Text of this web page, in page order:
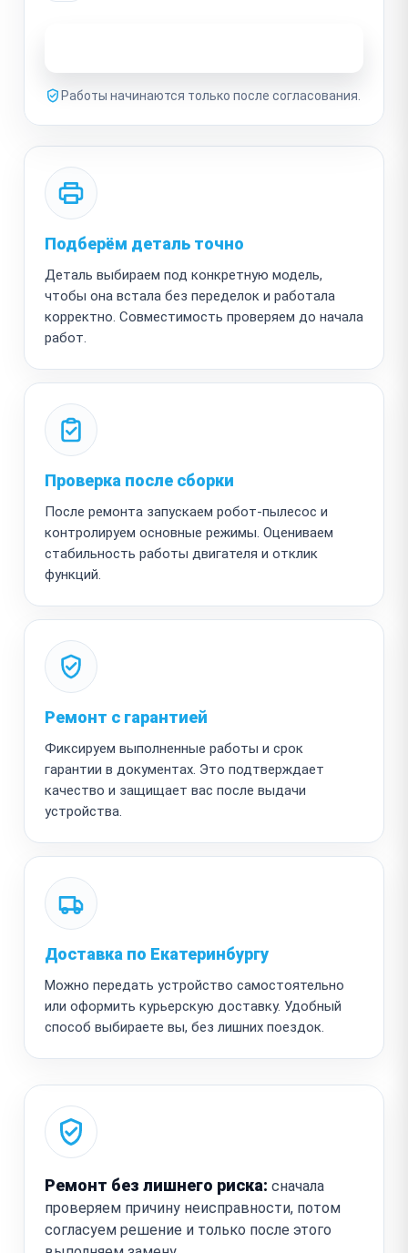
Работы начинаются только после согласования.
Подберём деталь точно
Деталь выбираем под конкретную модель,
чтобы она встала без переделок и работала
корректно. Совместимость проверяем до начала
работ.
Проверка после сборки
После ремонта запускаем робот-пылесос и
контролируем основные режимы. Оцениваем
стабильность работы двигателя и отклик
функций.
Ремонт с гарантией
Фиксируем выполненные работы и срок
гарантии в документах. Это подтверждает
качество и защищает вас после выдачи
устройства.
Доставка по Екатеринбургу
Можно передать устройство самостоятельно
или оформить курьерскую доставку. Удобный
способ выбираете вы, без лишних поездок.
Ремонт без лишнего риска: сначала
проверяем причину неисправности, потом
согласуем решение и только после этого